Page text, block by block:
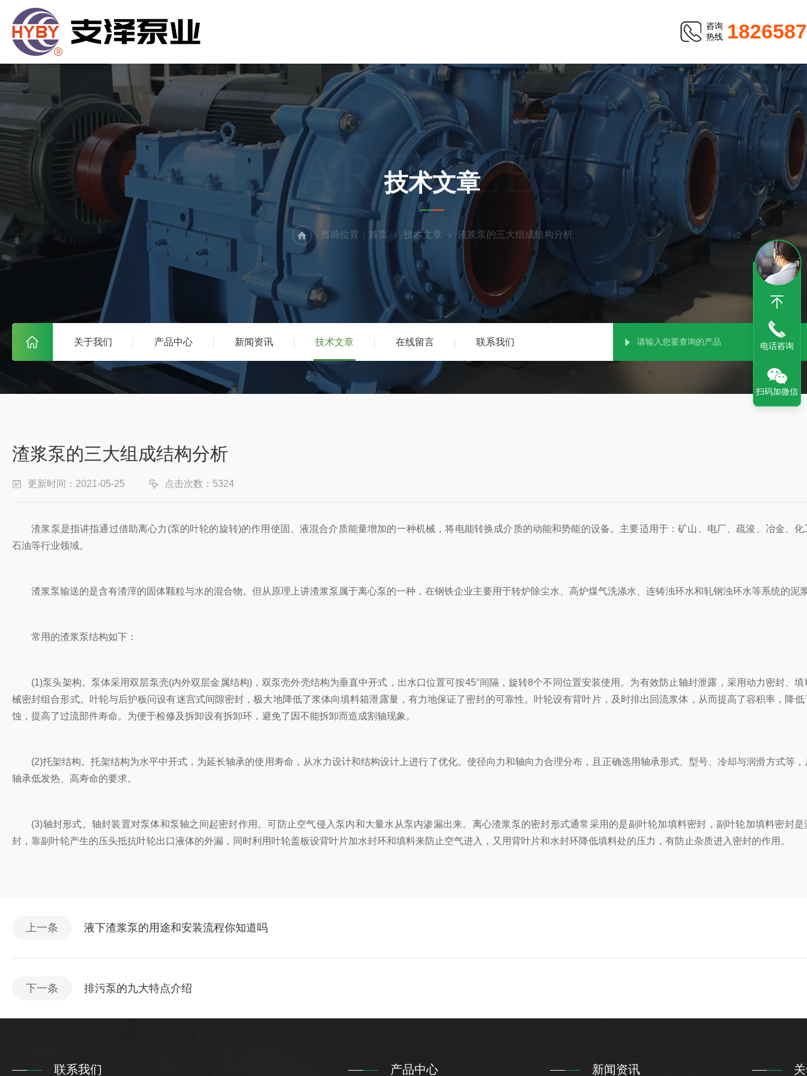
咨询
热线
关于我们 产品中心 新闻资讯 技术文章 在线留言 联系我们
ARTICLES
技术文章
当前位置： 首页 技术文章 渣浆泵的三大组成结构分析
渣浆泵的三大组成结构分析
更新时间：2021-05-25 点击次数：5324
渣浆泵是指讲指通过借助离心力(泵的叶轮的旋转)的作用使固、液混合介质能量增加的一种机械，将电能转换成介质的动能和势能的设备。主要适用于：矿山、电厂、疏浚、冶金、化
石油等行业领域。
渣浆泵输送的是含有渣滓的固体颗粒与水的混合物。但从原理上讲渣浆泵属于离心泵的一种，在钢铁企业主要用于转炉除尘水、高炉煤气洗涤水、连铸浊环水和轧钢浊环水等系统的泥
常用的渣浆泵结构如下：
(1)泵头架构。泵体采用双层泵壳(内外双层金属结构)，双泵壳外壳结构为垂直中开式，出水口位置可按45°间隔，旋转8个不同位置安装使用。为有效防止轴封泄露，采用动力密封、填
械密封组合形式。叶轮与后护板问设有迷宫式间隙密封，极大地降低了浆体向填料箱泄露量，有力地保证了密封的可靠性。叶轮设有背叶片，及时排出回流浆体，从而提高了容积率，降低
蚀，提高了过流部件寿命。为便于检修及拆卸设有拆卸环，避免了因不能拆卸而造成割轴现象。
(2)托架结构。托架结构为水平中开式，为延长轴承的使用寿命，从水力设计和结构设计上进行了优化。使径向力和轴向力合理分布，且正确选用轴承形式、型号、冷却与润滑方式等，
轴承低发热、高寿命的要求。
(3)轴封形式。轴封装置对泵体和泵轴之间起密封作用。可防止空气侵入泵内和大量水从泵内渗漏出来。离心渣浆泵的密封形式通常采用的是副叶轮加填料密封，副叶轮加填料密封是
封，靠副叶轮产生的压头抵抗叶轮出口液体的外漏，同时利用叶轮盖板设背叶片加水封环和填料来防止空气进入，又用背叶片和水封环降低填料处的压力，有防止杂质进入密封的作用。
上一条 液下渣浆泵的用途和安装流程你知道吗
下一条 排污泵的九大特点介绍
联系我们 产品中心 新闻资讯
电话咨询
扫码加微信